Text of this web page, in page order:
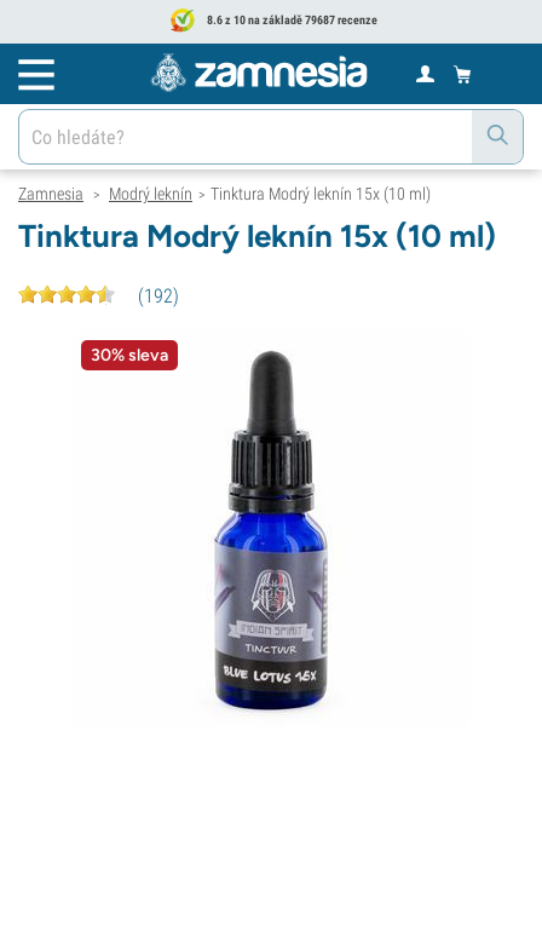
8.6 z 10 na základě 79687 recenze
Zamnesia > Modrý leknín > Tinktura Modrý leknín 15x (10 ml)
Tinktura Modrý leknín 15x (10 ml)
(192)
30% sleva